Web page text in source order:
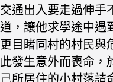
交通出入要走過伸手
道，讓他求學途中遇
更 目睹同村的村民與
此發生意外而喪命，
己所居住的小村落請